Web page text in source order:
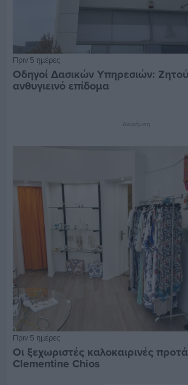
Πριν 5 ημέρες
Οδηγοί Δασικών Υπηρεσιών:
ανθυγιεινό επίδομα
Διαφήμιση
Πριν 5 ημέρες
Οι ξεχωριστές καλοκαιρινές
Clementine Chios